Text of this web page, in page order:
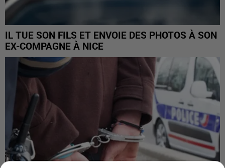
IL TUE SON FILS ET ENVOIE DES PHOTOS À SON
EX-COMPAGNE À NICE